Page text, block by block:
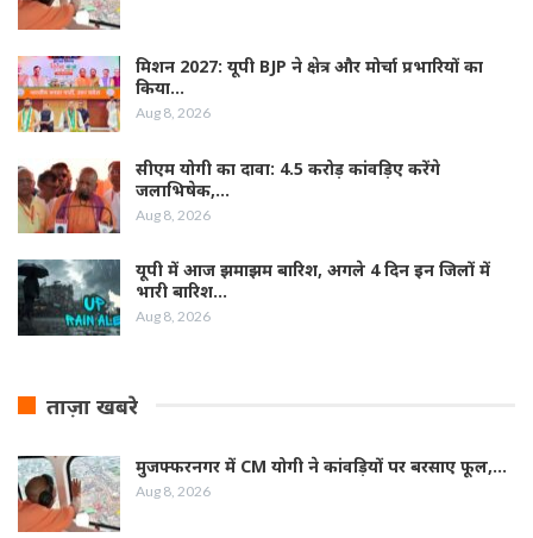
मिशन 2027: यूपी BJP ने क्षेत्र और मोर्चा प्रभारियों का
किया…
Aug 8, 2026
सीएम योगी का दावा: 4.5 करोड़ कांवड़िए करेंगे
जलाभिषेक,…
Aug 8, 2026
यूपी में आज झमाझम बारिश, अगले 4 दिन इन जिलों में
भारी बारिश…
Aug 8, 2026
ताज़ा खबरे
मुजफ्फरनगर में CM योगी ने कांवड़ियों पर बरसाए फूल,…
Aug 8, 2026